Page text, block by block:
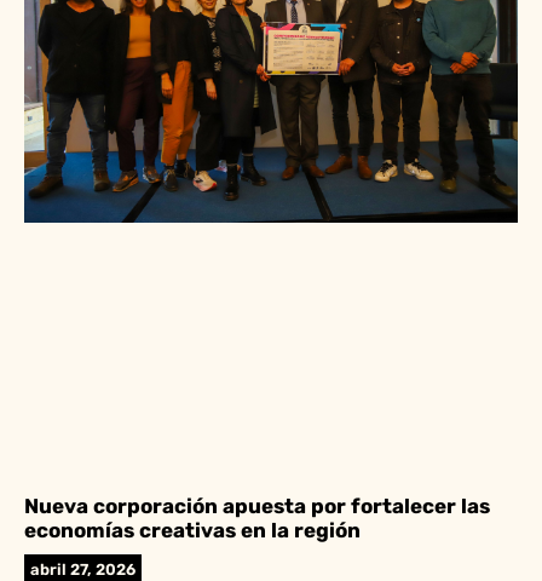
Nueva corporación apuesta por fortalecer las
economías creativas en la región
abril 27, 2026